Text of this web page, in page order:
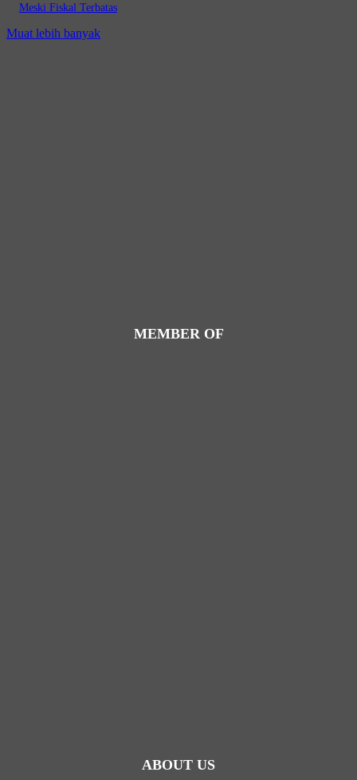
Meski Fiskal Terbatas
Muat lebih banyak
MEMBER OF
ABOUT US